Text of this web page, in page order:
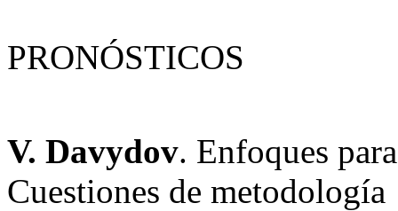
PRONÓSTICOS
V. Davydov. Enfoques
Cuestiones de metodología